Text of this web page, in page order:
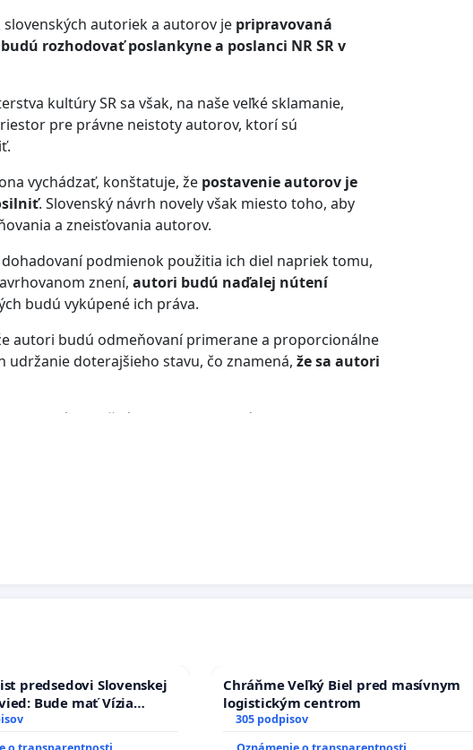
autoriek a autorov je pripravovaná
rozhodovať poslankyne a poslanci NR SR v
kultúry SR sa však, na naše veľké sklamanie,
pre právne neistoty autorov, ktorí sú
vychádzať, konštatuje, že postavenie autorov je
. Slovenský návrh novely však miesto toho, aby
a zneisťovania autorov.
podmienok použitia ich diel napriek tomu,
znení, autori budú naďalej nútení
budú vykúpené ich práva.
autori budú odmeňovaní primerane a proporcionálne
udržanie doterajšieho stavu, čo znamená, že sa autori
posledné finančné istoty v oblasti náhrad odmien,
zdroje príjmov mimo tvorby. Budúcnosť slovenskej
zákon:
diel má byť pravidlom a nie výnimkou. Autorský
každé použitie svojho diela a jednorazová odmena
a odôvodnených prípadoch.
diel dostali odmeny priamo od svojej autorskej
predsedovi Slovenskej
Bude mať Vízia
2040 mravnú chrbticu?
Chráňme Veľký Biel pred masívnym
logistickým centrom
305 podpisov